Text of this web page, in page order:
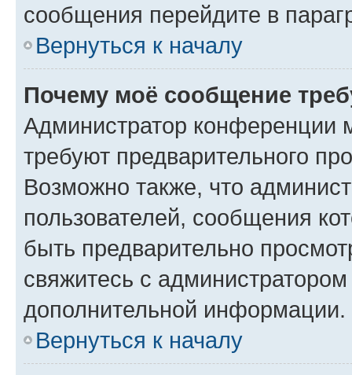
сообщения перейдите в
Вернуться к началу
Почему моё сообщение
Администратор конференции
требуют предварительного
Возможно также, что
пользователей, сообщения
быть предварительно
свяжитесь с
дополнительной информации.
Вернуться к началу